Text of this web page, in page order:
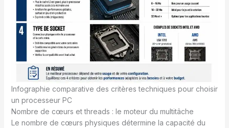
Infographie comparative des critères techniques pour choisir
un processeur PC
Nombre de cœurs et threads : le moteur du multitâche
Le nombre de cœurs physiques détermine la capacité du